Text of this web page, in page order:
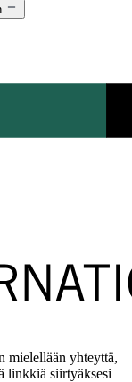
mielellään yhteyttä,
linkkiä siirtyäksesi